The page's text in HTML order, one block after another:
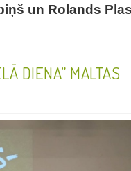
un Rolands
DIENA” MALTAS